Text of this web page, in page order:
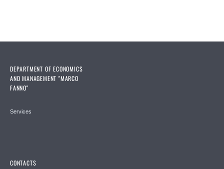
DEPARTMENT OF ECONOMICS
AND MANAGEMENT "MARCO
FANNO"
Services
CONTACTS